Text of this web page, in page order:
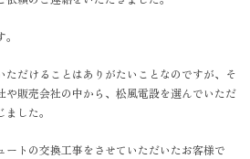
ただけることはありがたいことなのですが、そ
や販売会社の中から、松風電設を選んでいただ
した。
トの交換工事をさせていただいたお客様で